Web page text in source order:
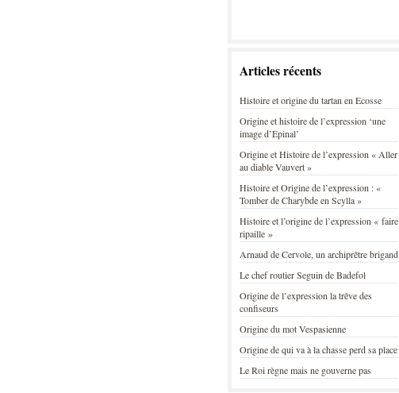
Articles récents
Histoire et origine du tartan en Ecosse
Origine et histoire de l’expression ‘une
image d’Epinal’
Origine et Histoire de l’expression « Aller
au diable Vauvert »
Histoire et Origine de l’expression : «
Tomber de Charybde en Scylla »
Histoire et l’origine de l’expression « faire
ripaille »
Arnaud de Cervole, un archiprêtre brigand
Le chef routier Seguin de Badefol
Origine de l’expression la trêve des
confiseurs
Origine du mot Vespasienne
Origine de qui va à la chasse perd sa place
Le Roi règne mais ne gouverne pas